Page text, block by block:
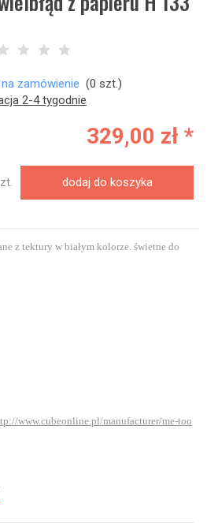
zamówienie (0 szt.)
2-4 tygodnie
329,00 zł *
dodaj do koszyka
z tektury w białym kolorze. świetne do
www.cubeonline.pl/manufacturer/me-too